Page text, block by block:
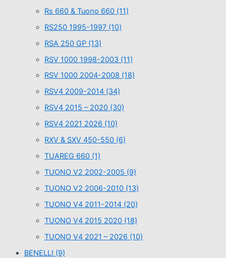
Rs 660 & Tuono 660 (11)
RS250 1995-1997 (10)
RSA 250 GP (13)
RSV 1000 1998-2003 (11)
RSV 1000 2004-2008 (18)
RSV4 2009-2014 (34)
RSV4 2015 – 2020 (30)
RSV4 2021 2026 (10)
RXV & SXV 450-550 (6)
TUAREG 660 (1)
TUONO V2 2002-2005 (9)
TUONO V2 2006-2010 (13)
TUONO V4 2011-2014 (20)
TUONO V4 2015 2020 (18)
TUONO V4 2021 – 2026 (10)
BENELLI (9)